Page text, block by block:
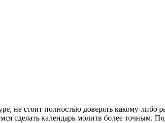
не стоит полностью доверять какому-
сделать календарь молитв более точным.